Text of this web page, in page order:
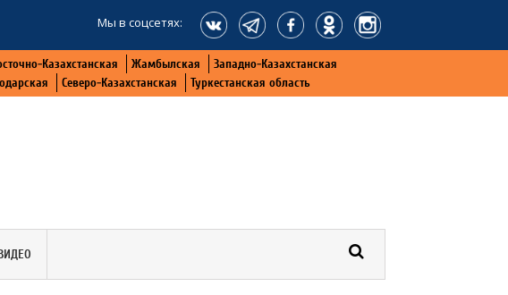
Мы в соцсетях:
Казахстанская Жамбылская
Западно-Казахстанская
Северо-Казахстанская Туркестанская область